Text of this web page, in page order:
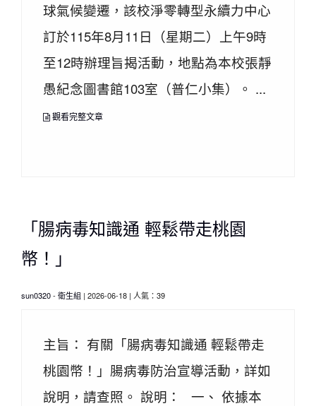
球氣候變遷，該校淨零轉型永續力中心
訂於115年8月11日（星期二）上午9時
至12時辦理旨揭活動，地點為本校張靜
愚紀念圖書館103室（普仁小集）。 ...
觀看完整文章
「腸病毒知識通 輕鬆帶走桃園
幣！」
sun0320- 衛生組 | 2026-06-18 | 人氣：39
主旨： 有關「腸病毒知識通 輕鬆帶走
桃園幣！」腸病毒防治宣導活動，詳如
說明，請查照。 說明： 一、 依據本